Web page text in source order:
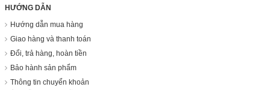
HƯỚNG DẪN
Hướng dẫn mua hàng
Giao hàng và thanh toán
Đổi, trả hàng, hoàn tiền
Bảo hành sản phẩm
Thông tin chuyển khoản